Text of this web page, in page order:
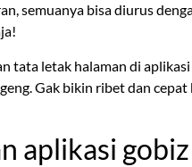
semuanya bisa diurus
tata letak halaman di
Gak bikin ribet dan
aplikasi